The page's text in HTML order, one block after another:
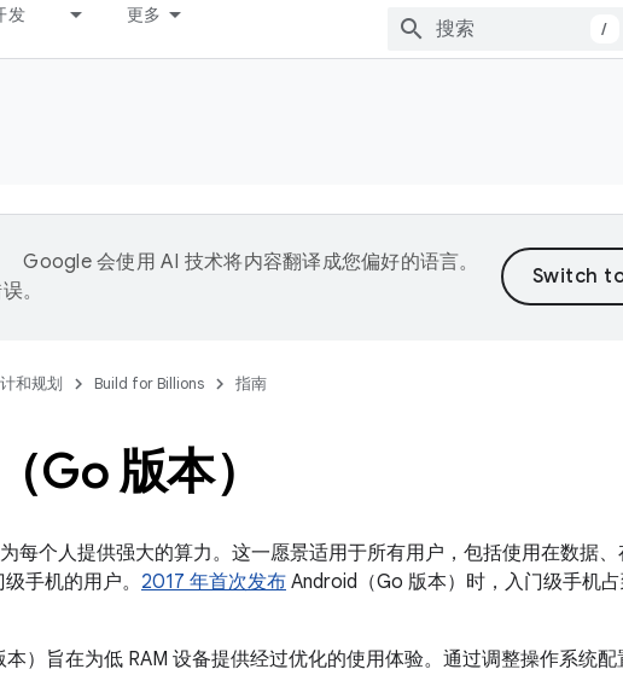
发 更多
/
Google 会使用 AI 技术将内容翻译成您偏好的语言。
。
和规划 Build for Billions 指南
Go 版本）
每个人提供强大的算力。这一愿景适用于所有用户，包括使用在数据
手机的用户。 2017 年首次发布 Android（Go 版本）时，入门级手机
）旨在为低 RAM 设备提供经过优化的使用体验。通过调整操作系统